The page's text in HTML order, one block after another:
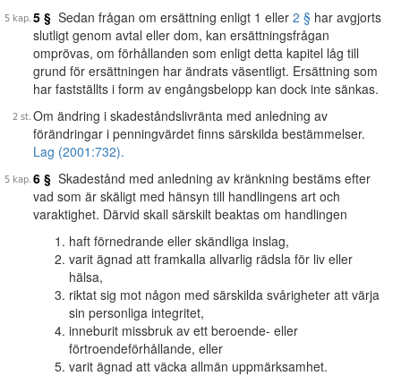
5 § Sedan frågan om ersättning enligt 1 eller 2 § har avgjorts
slutligt genom avtal eller dom, kan ersättningsfrågan
omprövas, om förhållanden som enligt detta kapitel låg till
grund för ersättningen har ändrats väsentligt. Ersättning som
har fastställts i form av engångsbelopp kan dock inte sänkas.
Om ändring i skadeståndslivränta med anledning av
förändringar i penningvärdet finns särskilda bestämmelser.
Lag (2001:732).
6 § Skadestånd med anledning av kränkning bestäms efter
vad som är skäligt med hänsyn till handlingens art och
varaktighet. Därvid skall särskilt beaktas om handlingen
haft förnedrande eller skändliga inslag,
varit ägnad att framkalla allvarlig rädsla för liv eller
hälsa,
riktat sig mot någon med särskilda svårigheter att värja
sin personliga integritet,
inneburit missbruk av ett beroende- eller
förtroendeförhållande, eller
varit ägnad att väcka allmän uppmärksamhet.